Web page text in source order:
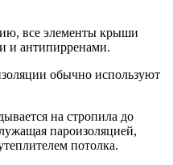
все элементы крыши
и антипирренами.
обычно используют
на стропила до
пароизоляцией,
потолка.